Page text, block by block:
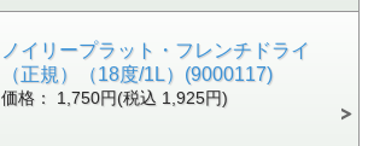
ノイリープラット・フレンチドライ
（正規）（18度/1L）(9000117)
価格： 1,750円(税込 1,925円)